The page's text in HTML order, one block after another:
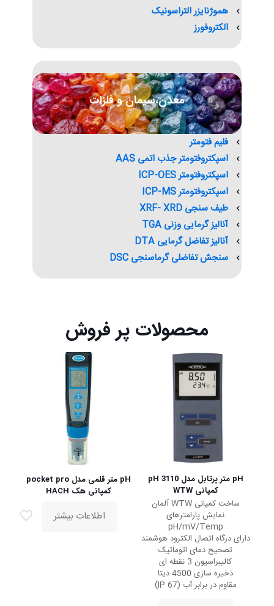
هموژنایزر التراسونیک
الکتروفورز
معدن،سیمان و فلزات
فلیم فتومتر
اسپکتروفتومتر جذب اتمی AAS
اسپکتروفتومتر ICP-OES
اسپکتروفتومتر ICP-MS
طیف سنجی XRF- XRD
آنالیز گرمایی وزنی TGA
آنالیز تفاضل گرمایی DTA
سنجش تفاضلی گرماسنجی DSC
محصولات پر فروش
pH متر پرتابل مدل pH 3110
کمپانی WTW
ساخت کمپانی WTW آلمان
نمایش پارامترهای
pH/mV/Temp
دارای درگاه اتصال الکترود هوشمند
تصحیح دمای اتوماتیک
کالیبراسیون 3 نقطه ای
ذخیره سازی 4500 دیتا
مقاوم در برابر آب (IP 67)
pH متر قلمی مدل pocket pro
کمپانی هک HACH
اطلاعات بیشتر